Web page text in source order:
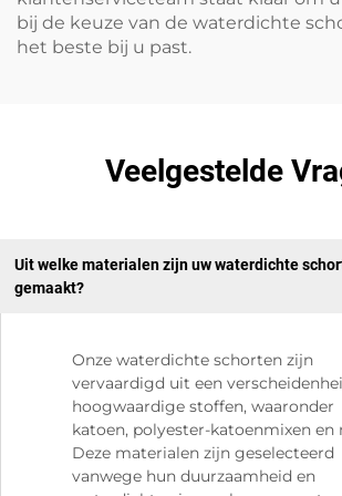
bij de keuze van de waterdichte
het beste bij u past.
Veelgestelde
Uit welke materialen zijn uw waterdichte
gemaakt?
Onze waterdichte schorten zijn
vervaardigd uit een
hoogwaardige stoffen, waaronder
katoen, polyester-katoenmixen en
Deze materialen zijn geselecteerd
vanwege hun duurzaamheid en